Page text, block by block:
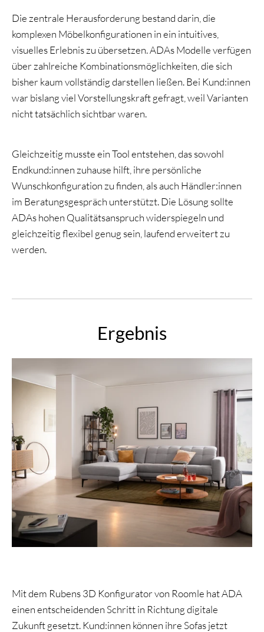
Die zentrale Herausforderung bestand darin, die
komplexen Möbelkonfigurationen in ein intuitives,
visuelles Erlebnis zu übersetzen. ADAs Modelle verfügen
über zahlreiche Kombinationsmöglichkeiten, die sich
bisher kaum vollständig darstellen ließen. Bei Kund:innen
war bislang viel Vorstellungskraft gefragt, weil Varianten
nicht tatsächlich sichtbar waren.
Gleichzeitig musste ein Tool entstehen, das sowohl
Endkund:innen zuhause hilft, ihre persönliche
Wunschkonfiguration zu finden, als auch Händler:innen
im Beratungsgespräch unterstützt. Die Lösung sollte
ADAs hohen Qualitätsanspruch widerspiegeln und
gleichzeitig flexibel genug sein, laufend erweitert zu
werden.
Ergebnis
Mit dem Rubens 3D Konfigurator von Roomle hat ADA
einen entscheidenden Schritt in Richtung digitale
Zukunft gesetzt. Kund:innen können ihre Sofas jetzt